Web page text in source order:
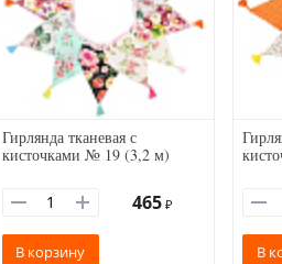
Гирлянда тканевая с
кисточками № 19 (3,2 м)
465 ₽
В корзину В